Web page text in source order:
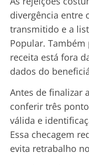
divergência entre
transmitido e a
Popular.
receita está fora
dados do
Antes de finalizar
conferir três
válida e
Essa checagem
evita retrabalho